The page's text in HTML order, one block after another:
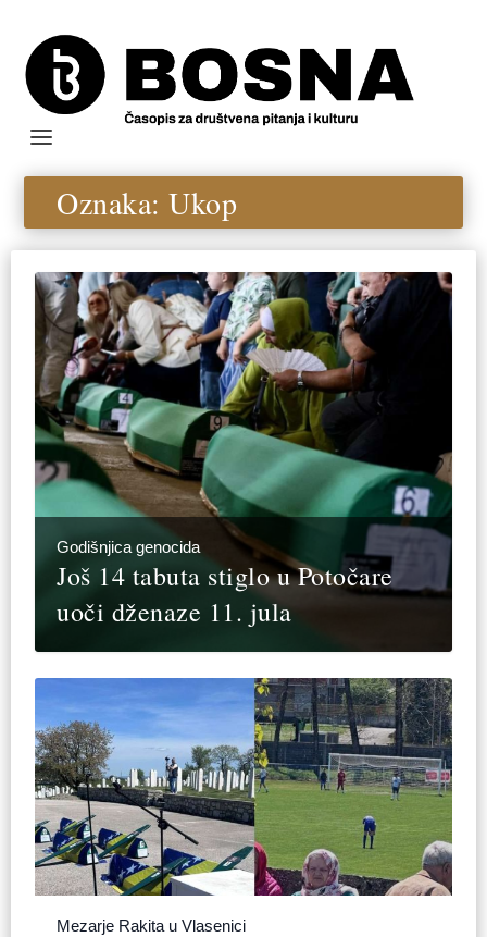
Oznaka:Ukop
Godišnjica genocida
Još 14 tabuta stiglo u Potočare
uoči dženaze 11. jula
Mezarje Rakita u Vlasenici